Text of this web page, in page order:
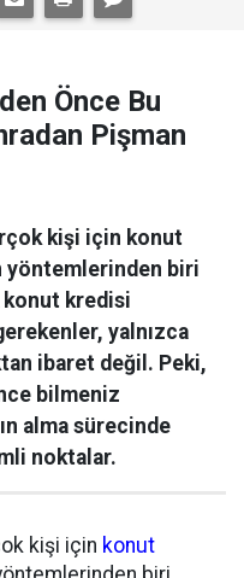
Önce Bu
Pişman
kişi için konut
yöntemlerinden biri
konut kredisi
yalnızca
ibaret değil. Peki,
bilmeniz
alma sürecinde
noktalar.
kişi için konut